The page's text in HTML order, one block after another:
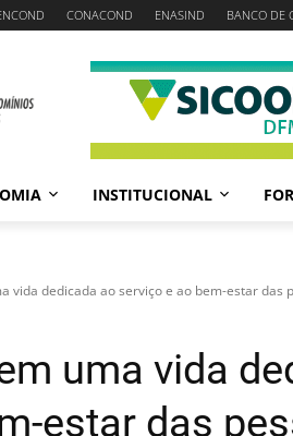
CONACOND ENASIND BANCO DE
INSTITUCIONAL
vida dedicada ao serviço e ao bem-estar das
uma vida
estar das